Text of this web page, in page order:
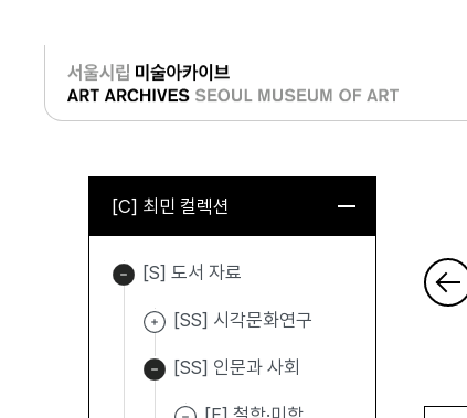
로그인
[C] 최민 컬렉션
[S] 도서 자료
[SS] 시각문화연구
[SS] 인문과 사회